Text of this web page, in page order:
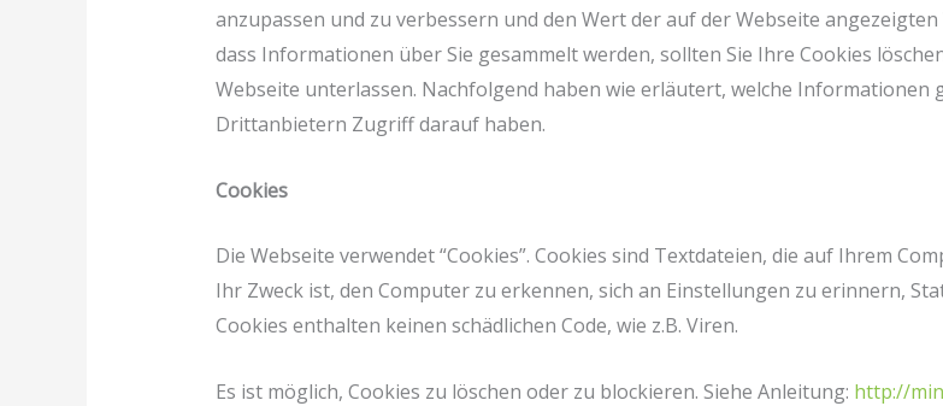
anzupassen und zu verbessern und den Wert der auf der Webseite
dass Informationen über Sie gesammelt werden, sollten Sie Ihre Cookies
Webseite unterlassen. Nachfolgend haben wie erläutert, welche Informationen
Drittanbietern Zugriff darauf haben.
Cookies
Die Webseite verwendet “Cookies”. Cookies sind Textdateien, die auf Ihrem
Ihr Zweck ist, den Computer zu erkennen, sich an Einstellungen zu erinnern,
Cookies enthalten keinen schädlichen Code, wie z.B. Viren.
Es ist möglich, Cookies zu löschen oder zu blockieren. Siehe Anleitung: http://